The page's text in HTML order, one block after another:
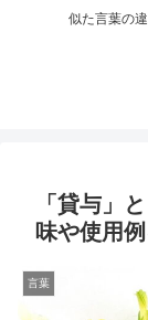
似た言葉の
「貸与」
味や使用
言葉